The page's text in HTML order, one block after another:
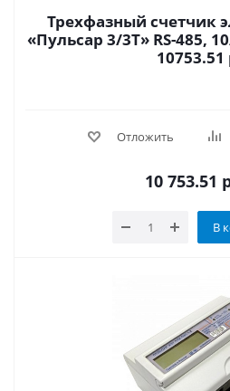
Трехфазный счетчик
«Пульсар 3/3Т» RS-485,
10753.51
Отложить
10 753.51
В